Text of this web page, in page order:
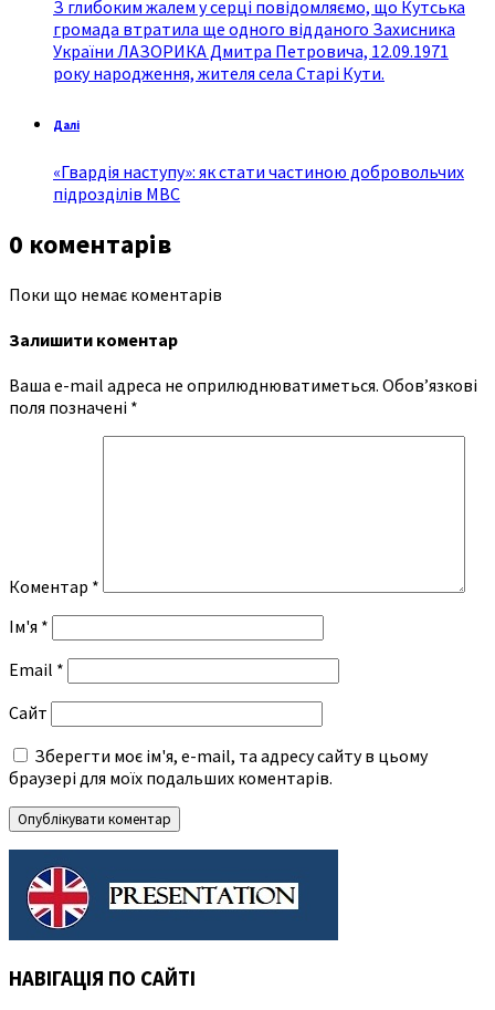
З глибоким жалем у серці повідомляємо, що Кутська
громада втратила ще одного відданого Захисника
України ЛАЗОРИКА Дмитра Петровича, 12.09.1971
року народження, жителя села Старі Кути.
Далі
«Гвардія наступу»: як стати частиною добровольчих
підрозділів МВС
0 коментарів
Поки що немає коментарів
Залишити коментар
Ваша e-mail адреса не оприлюднюватиметься. Обов’язкові
поля позначені *
Коментар *
Ім'я *
Email *
Сайт
Зберегти моє ім'я, e-mail, та адресу сайту в цьому
браузері для моїх подальших коментарів.
НАВІГАЦІЯ ПО САЙТІ